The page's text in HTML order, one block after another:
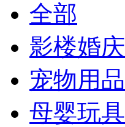
全部
影楼婚庆
宠物用品
母婴玩具